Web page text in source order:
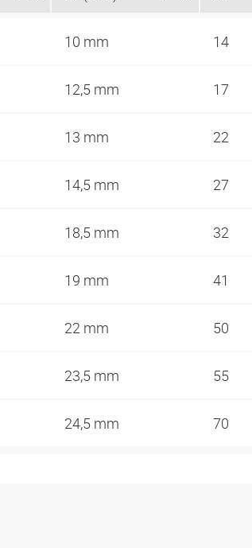
10 mm 14
12,5 mm 17
13 mm 22
14,5 mm 27
18,5 mm 32
19 mm 41
22 mm 50
23,5 mm 55
24,5 mm 70